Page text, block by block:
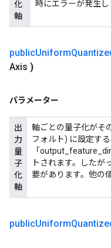
化
軸
時にエラーが発生し
publicUniform
Axis )
パラメーター
出
力
量
子
化
軸
軸ごとの量子化がそ
フォルト) に設定す
「
トされます。した
要があります。他の
publicUniform